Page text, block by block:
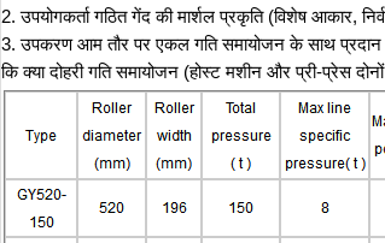
2. उपयोगकर्ता गठित गेंद की मार्शल प्रकृति (विशेष आकार,
3. उपकरण आम तौर पर एकल गति समायोजन के साथ प्रदान
कि क्या दोहरी गति समायोजन (होस्ट मशीन और प्री-प्रेस